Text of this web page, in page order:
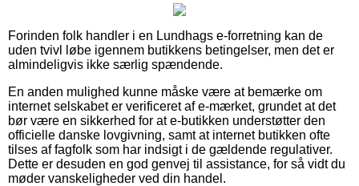
Forinden folk handler i en Lundhags e-forretning kan de
uden tvivl løbe igennem butikkens betingelser, men det er
almindeligvis ikke særlig spændende.
En anden mulighed kunne måske være at bemærke om
internet selskabet er verificeret af e-mærket, grundet at det
bør være en sikkerhed for at e-butikken understøtter den
officielle danske lovgivning, samt at internet butikken ofte
tilses af fagfolk som har indsigt i de gældende regulativer.
Dette er desuden en god genvej til assistance, for så vidt du
møder vanskeligheder ved din handel.